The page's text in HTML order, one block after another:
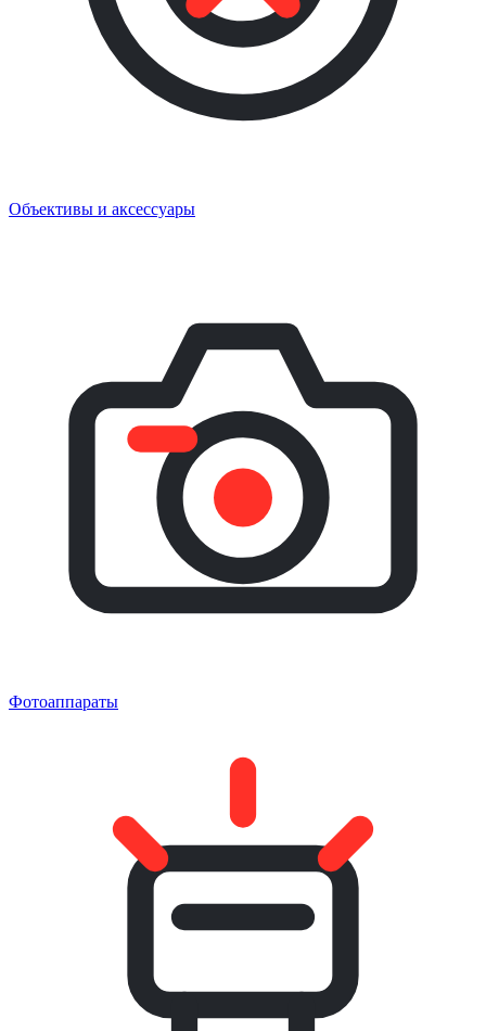
Объективы и аксессуары
Фотоаппараты